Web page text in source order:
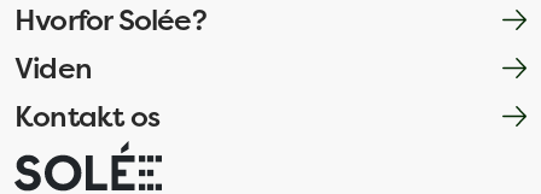
Hvorfor Solée?
Viden
Kontakt os